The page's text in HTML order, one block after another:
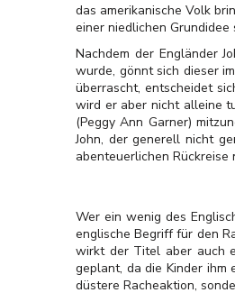
das amerikanische Volk
einer niedlichen
Nachdem der Engländer
wurde, gönnt sich dieser
überrascht, entscheidet
wird er aber nicht alleine
(Peggy Ann Garner)
John, der generell nicht
abenteuerlichen
Wer ein wenig des
englische Begriff für den
wirkt der Titel aber auch
geplant, da die Kinder ihm
düstere Racheaktion,